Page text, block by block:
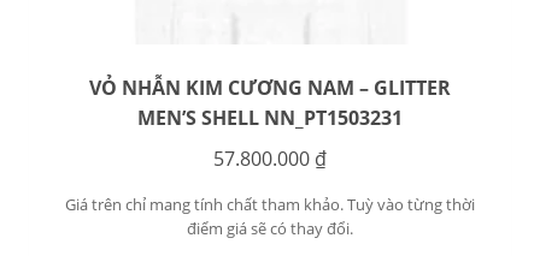
VỎ NHẪN KIM CƯƠNG NAM – GLITTER
MEN’S SHELL NN_PT1503231
57.800.000 ₫
Giá trên chỉ mang tính chất tham khảo. Tuỳ vào từng thời
điểm giá sẽ có thay đổi.